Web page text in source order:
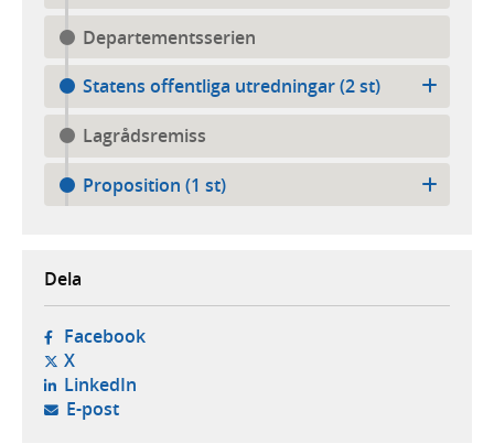
Departementsserien
Statens offentliga utredningar (2 st)
Lagrådsremiss
Proposition (1 st)
Dela
Facebook- öppnas i ny flik, extern webbplats,
X- öppnas i ny flik, extern webbplats,
LinkedIn- öppnas i ny flik, extern webbplats,
E-post- öppnar din e-postklient,